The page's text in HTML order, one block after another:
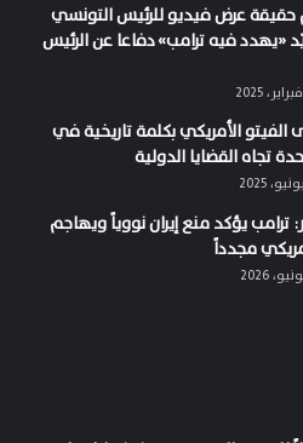
حقيقة عرض فيديو للرئيس التونسي
فيه ترامب» دفاعا عن الرئيس
الأمريكي بكلمة تاريخية في
تجاه القضايا الدولية
ترامب يؤكد منع إيران نووياً ويهاجم
مجدداً